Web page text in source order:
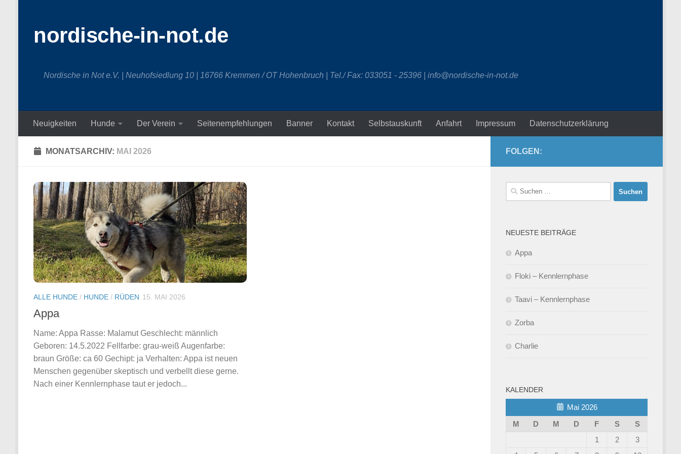
nordische-in-not.de
Nordische in Not e.V. | Neuhofsiedlung 10 | 16766 Kremmen / OT Hohenbruch | Tel./ Fax: 033051 - 25396 | info@nordische-in-not.de
Neuigkeiten Hunde Der Verein Seitenempfehlungen Banner Kontakt Selbstauskunft Anfahrt Impressum Datenschutzerklärung
MONATSARCHIV: MAI 2026
ALLE HUNDE / HUNDE / RÜDEN 15. MAI 2026
Appa
Name: Appa Rasse: Malamut Geschlecht: männlich
Geboren: 14.5.2022 Fellfarbe: grau-weiß Augenfarbe:
braun Größe: ca 60 Gechipt: ja Verhalten: Appa ist neuen
Menschen gegenüber skeptisch und verbellt diese gerne.
Nach einer Kennlernphase taut er jedoch...
FOLGEN:
Suchen
nach:
NEUESTE BEITRÄGE
Appa
Floki – Kennlernphase
Taavi – Kennlernphase
Zorba
Charlie
KALENDER
Mai 2026
M
D M D F S
S
1
2
3